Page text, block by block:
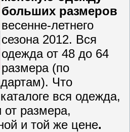
больших размеров
весенне-летнего
сезона 2012. Вся
одежда от 48 до 64
размера (по
Что
вся одежда,
от размера,
и той же цене.